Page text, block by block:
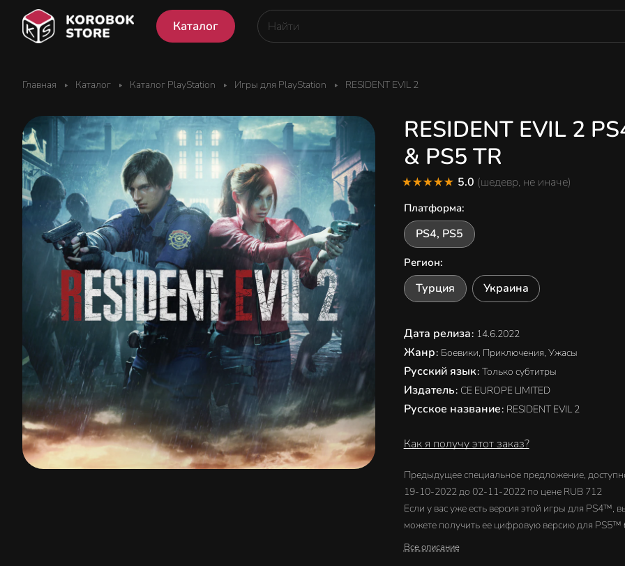
Каталог
Главная Каталог Каталог PlayStation Игры для PlayStation RESIDENT EVIL 2
RESIDENT EVIL 2
& PS5 TR
5.0 (шедевр, не иначе)
Платформа:
PS4, PS5
Регион:
Турция Украина
Дата релиза: 14.6.2022
Жанр: Боевики, Приключения, Ужасы
Русский язык: Только субтитры
Издатель: CE EUROPE LIMITED
Русское название: RESIDENT EVIL 2
Как я получу этот заказ?
Предыдущее специальное предложение,
19-10-2022 до 02-11-2022 по цене RUB 712
Если у вас уже есть версия этой игры для PS4™,
можете получить ее цифровую версию для PS5™
каких-либо дополнительных затрат – вам не
Все описание